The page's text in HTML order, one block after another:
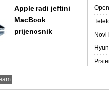
Apple radi jeftini
MacBook
prijenosnik
Novi